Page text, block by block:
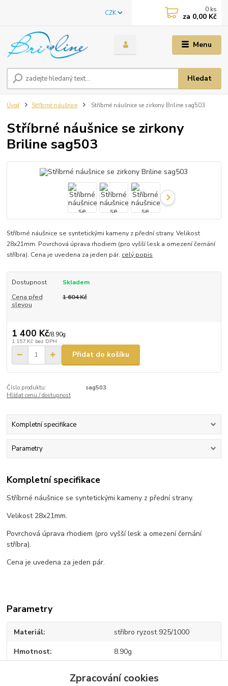
Menu
CZK
Hledat
0 ks
za 0,00 Kč
Úvod Stříbrné náušnice Stříbrné náušnice se zirkony Briline sag503
Stříbrné náušnice se zirkony
Briline sag503
Stříbrné náušnice se syntetickými kameny z přední strany. Velikost
28x21mm. Povrchová úprava rhodiem (pro vyšší lesk a omezení černání
stříbra). Cena je uvedena za jeden pár. celý popis
Dostupnost
Skladem
Cena před
slevou
1 604 Kč
1 400 Kč/8.90g
1 157 Kč bez DPH
Přidat do košíku
Číslo produktu:
sag503
Hlídat cenu / dostupnost
Kompletní specifikace
Parametry
Kompletní specifikace
Stříbrné náušnice se syntetickými kameny z přední strany.
Velikost 28x21mm.
Povrchová úprava rhodiem (pro vyšší lesk a omezení černání
stříbra).
Cena je uvedena za jeden pár.
Parametry
Materiál stříbro ryzost 925/1000
Hmotnost 8.90g
Zpracování cookies